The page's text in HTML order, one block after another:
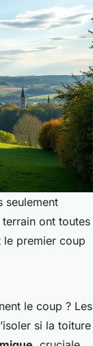
seulement
ont toutes
le premier coup
le coup ? Les
si la toiture